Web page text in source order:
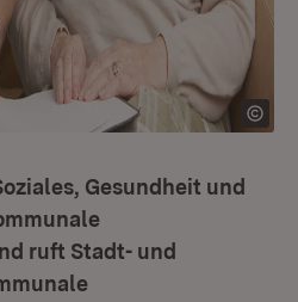
Gesundheit und
ruft Stadt- und